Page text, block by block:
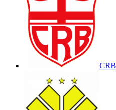
CRB